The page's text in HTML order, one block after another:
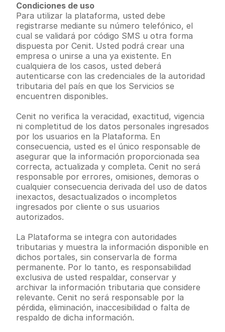
Condiciones de uso
Para utilizar la plataforma, usted debe
registrarse mediante su número telefónico, el
cual se validará por código SMS u otra forma
dispuesta por Cenit. Usted podrá crear una
empresa o unirse a una ya existente. En
cualquiera de los casos, usted deberá
autenticarse con las credenciales de la autoridad
tributaria del país en que los Servicios se
encuentren disponibles.
Cenit no verifica la veracidad, exactitud, vigencia
ni completitud de los datos personales ingresados
por los usuarios en la Plataforma. En
consecuencia, usted es el único responsable de
asegurar que la información proporcionada sea
correcta, actualizada y completa. Cenit no será
responsable por errores, omisiones, demoras o
cualquier consecuencia derivada del uso de datos
inexactos, desactualizados o incompletos
ingresados por cliente o sus usuarios
autorizados.
La Plataforma se integra con autoridades
tributarias y muestra la información disponible en
dichos portales, sin conservarla de forma
permanente. Por lo tanto, es responsabilidad
exclusiva de usted respaldar, conservar y
archivar la información tributaria que considere
relevante. Cenit no será responsable por la
pérdida, eliminación, inaccesibilidad o falta de
respaldo de dicha información.